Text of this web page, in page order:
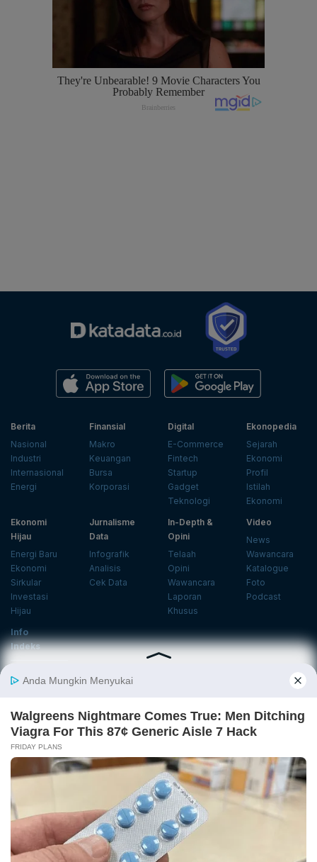
Berita
Nasional
Industri
Internasional
Energi
Finansial
Makro
Keuangan
Bursa
Korporasi
Digital
E-Commerce
Fintech
Startup
Gadget
Teknologi
Ekonopedia
Sejarah
Ekonomi
Profil
Istilah
Ekonomi
Ekonomi
Hijau
Energi Baru
Ekonomi
Sirkular
Investasi
Hijau
Jurnalisme
Data
Infografik
Analisis
Cek Data
In-Depth &
Opini
Telaah
Opini
Wawancara
Laporan
Khusus
Video
News
Wawancara
Katalogue
Foto
Podcast
Info
Indeks
Insight
Event
KatadataOto
Langganan Newsletter
Daftar
Ikuti Kami